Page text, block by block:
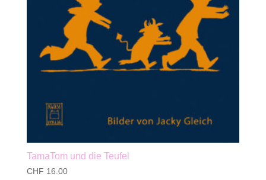
TamaTom und die Teufel
CHF 16.00